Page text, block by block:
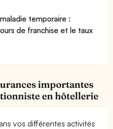
temporaire :
de franchise et le taux
importantes
en hôtellerie
vos différentes activités